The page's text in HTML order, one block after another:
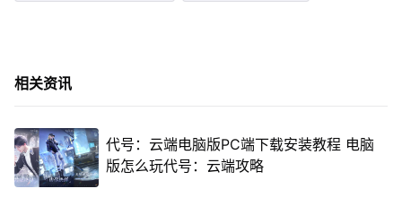
相关资讯
代号：云端电脑版PC端下载安装教程 电脑
版怎么玩代号：云端攻略